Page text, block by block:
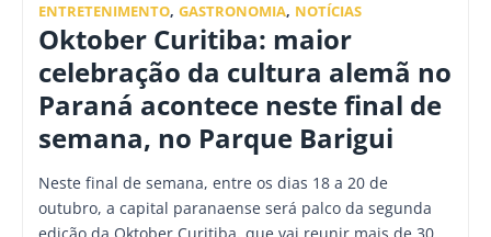
ENTRETENIMENTO, GASTRONOMIA, NOTÍCIAS
Oktober Curitiba: maior
celebração da cultura alemã no
Paraná acontece neste final de
semana, no Parque Barigui
Neste final de semana, entre os dias 18 a 20 de
outubro, a capital paranaense será palco da segunda